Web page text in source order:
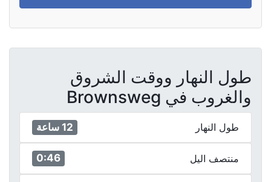
طول النهار ووقت الشروق
والغروب في Brownsweg
طول النهار 12 ساعة
منتصف اليل 0:46